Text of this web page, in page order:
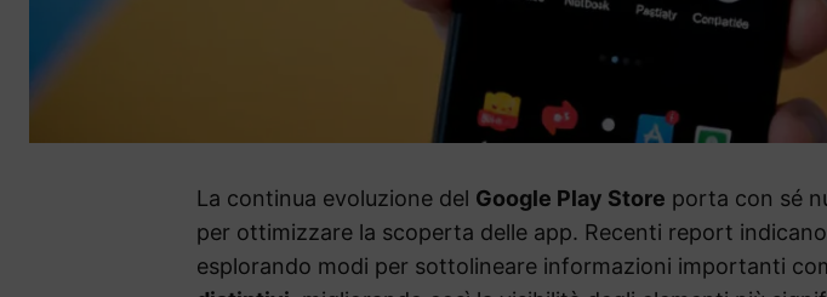
La continua evoluzione del Google Play Store porta con sé
per ottimizzare la scoperta delle app. Recenti report
esplorando modi per sottolineare informazioni importanti